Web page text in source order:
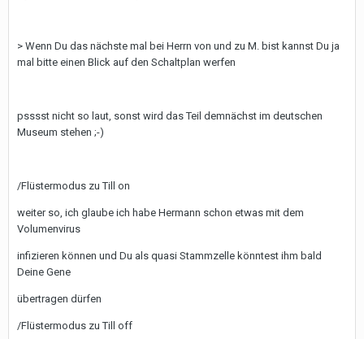
> Wenn Du das nächste mal bei Herrn von und zu M. bist kannst Du ja
mal bitte einen Blick auf den Schaltplan werfen
psssst nicht so laut, sonst wird das Teil demnächst im deutschen
Museum stehen ;-)
/Flüstermodus zu Till on
weiter so, ich glaube ich habe Hermann schon etwas mit dem
Volumenvirus
infizieren können und Du als quasi Stammzelle könntest ihm bald
Deine Gene
übertragen dürfen
/Flüstermodus zu Till off